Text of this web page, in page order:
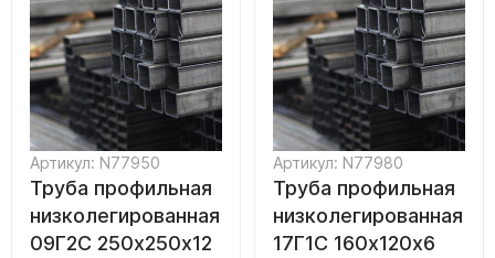
Артикул: N77950
Труба профильная
низколегированная
09Г2С 250х250х12
Артикул: N77980
Труба профильная
низколегированная
17Г1С 160х120х6